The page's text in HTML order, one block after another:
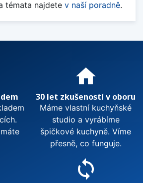
témata najdete v naší poradně.
u nás? home
30 let zkušeností v oboru
Máme vlastní kuchyňské
studio a vyrábíme
špičkové kuchyně. Víme
přesně, co funguje.
sync